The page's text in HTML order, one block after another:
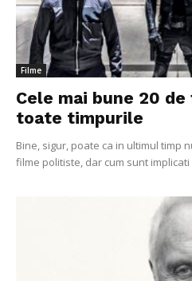
Filme
Cele mai bune 20
toate timpurile
Bine, sigur, poate ca in ultimul timp
filme politiste, dar cum sunt